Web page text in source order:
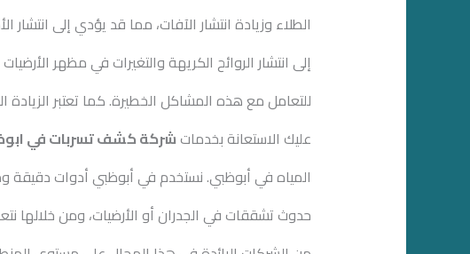
الطلاء وزيادة انتشار الآفات، مما قد يؤدي إلى
إلى انتشار الروائح الكريهة والتغيرات في مظهر الأرضيات
للتعامل مع هذه المشاكل الخطيرة. كما تعتبر
عليك الاستعانة بخدماتشركة كشف تسربات في
المياه في أبوظبي. نستخدم في أبوظبي أدوات دقيقة
حدوث تشققات في الجدران أو الأرضيات، ومن خلالها